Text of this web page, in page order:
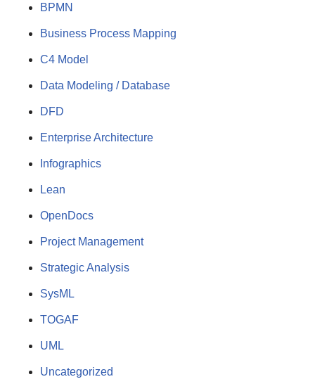
BPMN
Business Process Mapping
C4 Model
Data Modeling / Database
DFD
Enterprise Architecture
Infographics
Lean
OpenDocs
Project Management
Strategic Analysis
SysML
TOGAF
UML
Uncategorized